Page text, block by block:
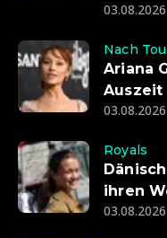
Nach
Ariana
Auszeit
Royals
ihren